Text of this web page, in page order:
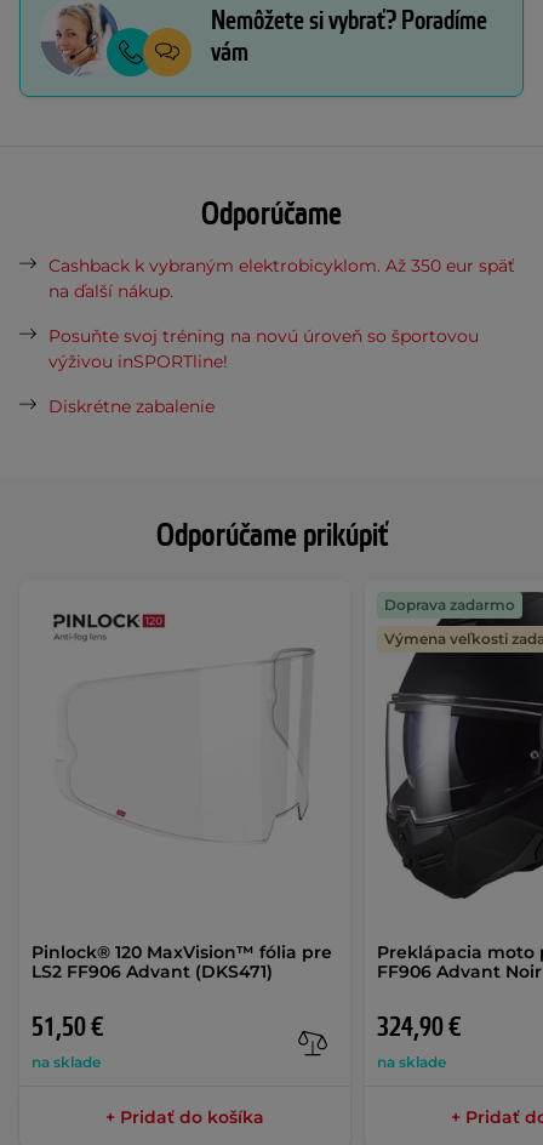
Odporúčame prikúpiť
Pinlock® 120 MaxVision™ fólia pre
LS2 FF906 Advant (DKS471)
51,50 €
na sklade
+ Pridať do košíka
Preklápacia moto
FF906 Advant
324,90 €
na sklade
Doprava zadarmo
Výmena veľkosti
+ Pridať
Nemôžete si vybrať? Poradíme
vám
Odporúčame
Cashback k vybraným elektrobicyklom. Až 350 eur späť
na ďalší nákup.
Posuňte svoj tréning na novú úroveň so športovou
výživou inSPORTline!
Diskrétne zabalenie